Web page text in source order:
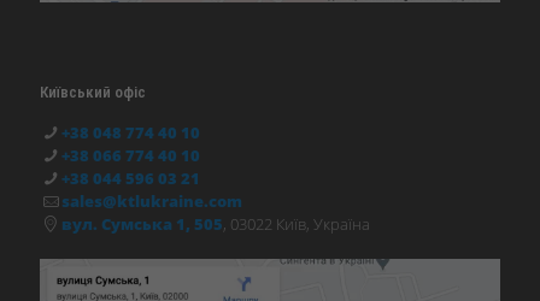
Київський офіс
+38 048 774 40 10
+38 066 774 40 10
+38 044 596 03 21
sales@ktlukraine.com
вул. Сумська 1, 505, 03022 Київ, Україна